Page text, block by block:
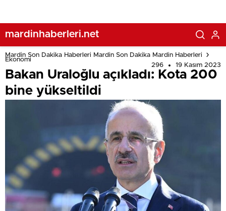
mardinhaberleri.net
Mardin Son Dakika Haberleri Mardin Son Dakika Mardin Haberleri
Ekonomi
296
19 Kasım 2023
Bakan Uraloğlu açıkladı: Kota 200
bine yükseltildi